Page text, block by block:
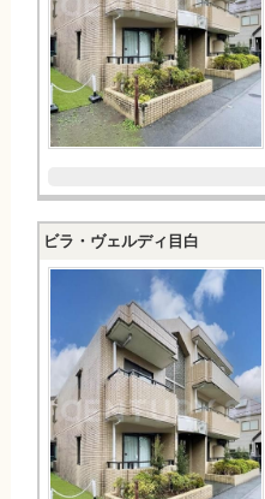
ビラ・ヴェルディ目白